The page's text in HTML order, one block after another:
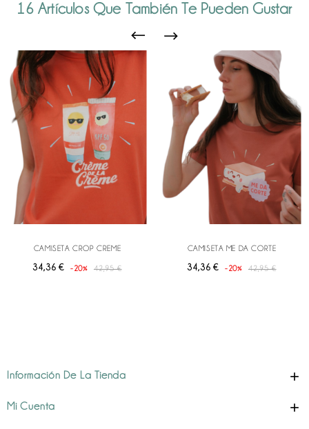
16 Artículos Que También Te Pueden Gustar
CAMISETA CROP CREME
Precio
34,36 € -20%
Precio
42,95 €
CAMISETA ME DA CORTE
Precio
34,36 € -20%
Precio
42,95 €
Información De La Tienda 
Mi Cuenta 